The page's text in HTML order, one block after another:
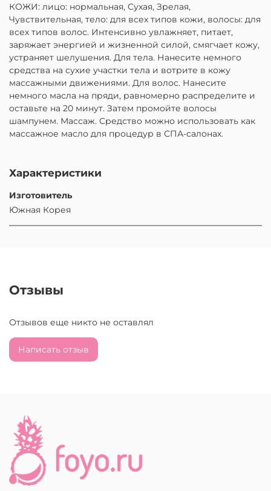
КОЖИ: лицо: нормальная, Сухая, Зрелая,
Чувствительная, тело: для всех типов кожи, волосы: для
всех типов волос. Интенсивно увлажняет, питает,
заряжает энергией и жизненной силой, смягчает кожу,
устраняет шелушения. Для тела. Нанесите немного
средства на сухие участки тела и вотрите в кожу
массажными движениями. Для волос. Нанесите
немного масла на пряди, равномерно распределите и
оставьте на 20 минут. Затем промойте волосы
шампунем. Массаж. Средство можно использовать как
массажное масло для процедур в СПА-салонах.
Характеристики
Изготовитель
Южная Корея
Отзывы
Отзывов еще никто не оставлял
Написать отзыв